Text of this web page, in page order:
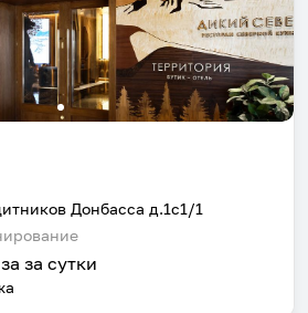
Донбасса д.1с1/1
за сутки